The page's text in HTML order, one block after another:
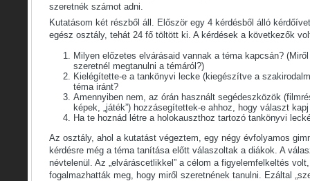
szeretnék számot adni.
Kutatásom két részből áll. Először egy 4 kérdésből álló
egész osztály, tehát 24 fő töltött ki. A kérdések a következők
Milyen előzetes elvárásaid vannak a téma kapcsán?
szeretnél megtanulni a témáról?)
Kielégítette-e a tankönyvi lecke (kiegészítve a
téma iránt?
Amennyiben nem, az órán használt segédeszközök
képek, „játék”) hozzásegítettek-e ahhoz, hogy választ
Ha te hoznád létre a holokauszthoz tartozó tankönyvi
Az osztály, ahol a kutatást végeztem, egy négy évfolyamos
kérdésre még a téma tanítása előtt válaszoltak a diákok. A
névtelenül. Az „elváráscetlikkel” a célom a figyelemfelkeltés
fogalmazhatták meg, hogy miről szeretnének tanulni. Ezáltal